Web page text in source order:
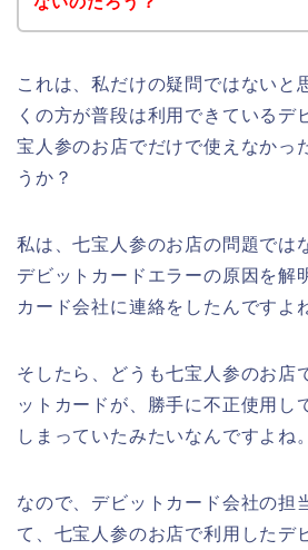
これは、私だけの疑問ではないと
くの方が普段は利用できているデ
宝人参のお店でだけで使えなかっ
うか？
私は、七宝人参のお店の問題では
デビットカードエラーの原因を解
カード会社に連絡をしたんですよ
そしたら、どうも七宝人参のお店
ットカードが、勝手に不正使用し
しまっていたみたいなんですよね。
なので、デビットカード会社の担
て、七宝人参のお店で利用したデ